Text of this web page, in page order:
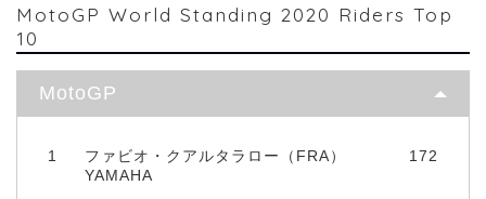
MotoGP World Standing 2020 Riders Top
10
MotoGP
1
ファビオ・クアルタラロー（FRA）
YAMAHA
172